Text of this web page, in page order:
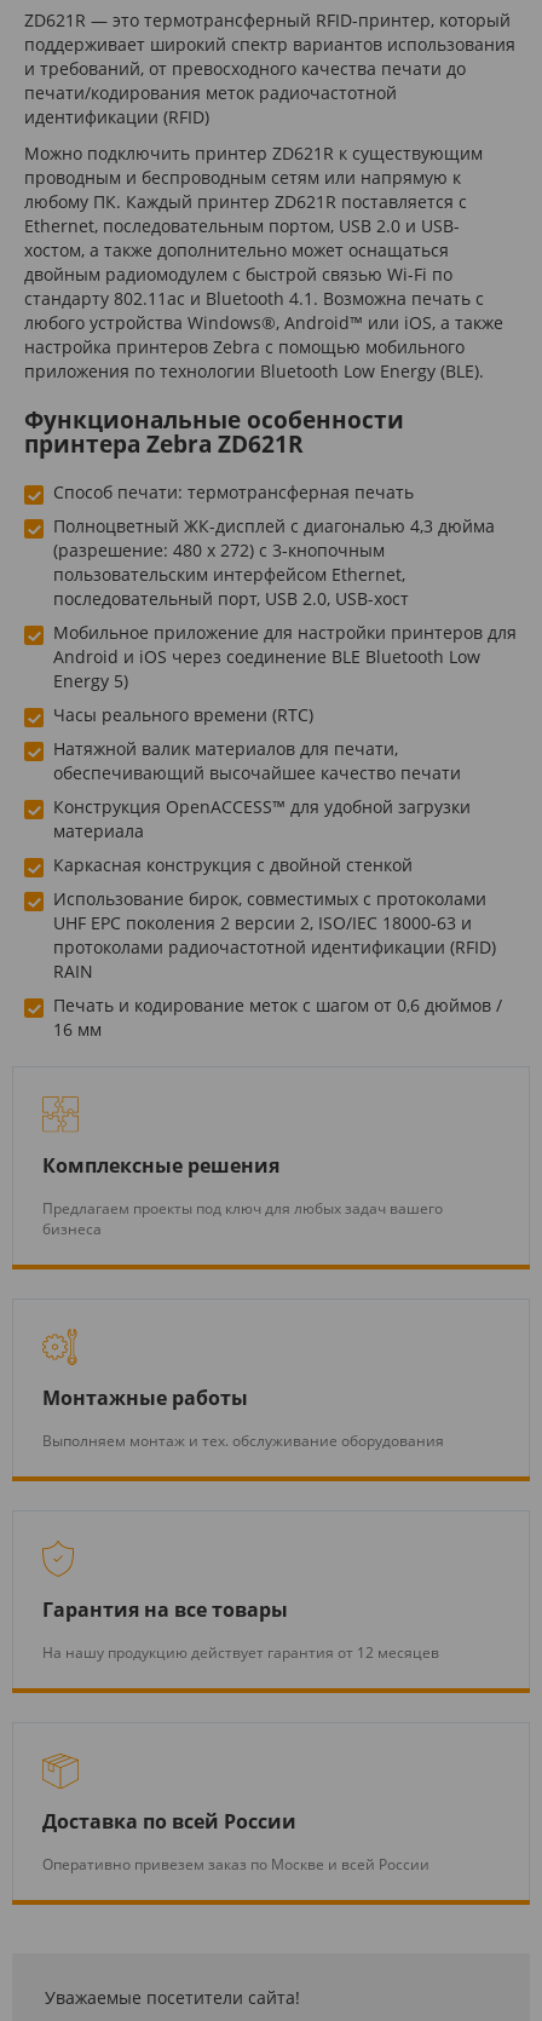
ZD621R — это термотрансферный RFID-принтер, который
поддерживает широкий спектр вариантов использования
и требований, от превосходного качества печати до
печати/кодирования меток радиочастотной
идентификации (RFID)
Можно подключить принтер ZD621R к существующим
проводным и беспроводным сетям или напрямую к
любому ПК. Каждый принтер ZD621R поставляется с
Ethernet, последовательным портом, USB 2.0 и USB-
хостом, а также дополнительно может оснащаться
двойным радиомодулем с быстрой связью Wi-Fi по
стандарту 802.11ac и Bluetooth 4.1. Возможна печать с
любого устройства Windows®, Android™ или iOS, а также
настройка принтеров Zebra с помощью мобильного
приложения по технологии Bluetooth Low Energy (BLE).
Функциональные особенности
принтера Zebra ZD621R
Способ печати: термотрансферная печать
Полноцветный ЖК-дисплей с диагональю 4,3 дюйма
(разрешение: 480 x 272) с 3-кнопочным
пользовательским интерфейсом Ethernet,
последовательный порт, USB 2.0, USB-хост
Мобильное приложение для настройки принтеров для
Android и iOS через соединение BLE Bluetooth Low
Energy 5)
Часы реального времени (RTC)
Натяжной валик материалов для печати,
обеспечивающий высочайшее качество печати
Конструкция OpenACCESS™ для удобной загрузки
материала
Каркасная конструкция с двойной стенкой
Использование бирок, совместимых с протоколами
UHF EPC поколения 2 версии 2, ISO/IEC 18000-63 и
протоколами радиочастотной идентификации (RFID)
RAIN
Печать и кодирование меток с шагом от 0,6 дюймов /
16 мм
Комплексные решения
Предлагаем проекты под ключ для любых задач вашего
бизнеса
Монтажные работы
Выполняем монтаж и тех. обслуживание оборудования
Гарантия на все товары
На нашу продукцию действует гарантия от 12 месяцев
Доставка по всей России
Оперативно привезем заказ по Москве и всей России
Уважаемые посетители сайта!